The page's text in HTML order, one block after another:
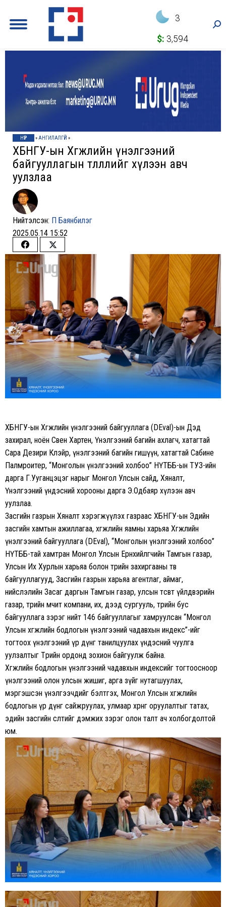
3
$: 3,594
НҮҮР » АНГИЛАЛГҮЙ »
ХБНГУ-ын Хөгжлийн үнэлгээний
байгууллагын төлөөллийг хүлээн авч
уулзлаа
Нийтэлсэн: П Баянбилэг
2025.05.14 15:52
Share
on
Facebook
Share
on
Twitter
ХБНГУ-ын Хөгжлийн үнэлгээний байгууллага (DEval)-ын Дэд
захирал, ноён Свен Хартен, Үнэлгээний багийн ахлагч, хатагтай
Сара Дезири Клэйр, үнэлгээний багийн гишүүн, хатагтай Сабине
Палмрoитер, “Монголын үнэлгээний холбоо” НҮТББ-ын ТУЗ-ийн
дарга Г.Ууганцэцэг нарыг Монгол Улсын сайд, Хяналт,
Үнэлгээний үндэсний хорооны дарга Э.Одбаяр хүлээн авч
уулзлаа.
Засгийн газрын Хяналт хэрэгжүүлэх газраас ХБНГУ-ын Эдийн
засгийн хамтын ажиллагаа, хөгжлийн яамны харьяа Хөгжлийн
үнэлгээний байгууллага (DEval), “Монголын үнэлгээний холбоо”
НҮТББ-тай хамтран Монгол Улсын Ерөнхийлөгчийн Тамгын газар,
Улсын Их Хурлын харьяа болон төрийн захиргааны төв
байгууллагууд, Засгийн газрын харьяа агентлаг, аймаг,
нийслэлийн Засаг даргын Тамгын газар, улсын төсөвт үйлдвэрийн
газар, төрийн өмчит компани, их, дээд сургууль, төрийн бус
байгууллага зэрэг нийт 146 байгууллагыг хамруулсан “Монгол
Улсын хөгжлийн бодлогын үнэлгээний чадавхын индекс”-ийг
тогтоох үнэлгээний үр дүнг танилцуулах үндэсний чуулга
уулзалтыг Төрийн ордонд зохион байгуулж байна.
Хөгжлийн бодлогын үнэлгээний чадавхын индексийг тогтоосноор
үнэлгээний олон улсын жишиг, арга зүйг нутагшуулах,
мэргэшсэн үнэлгээчдийг бэлтгэх, Монгол Улсын хөгжлийн
бодлогын үр дүнг сайжруулах, улмаар хөрөнгө оруулалтыг татах,
эдийн засгийн өсөлтийг дэмжих зэрэг олон талт ач холбогдолтой
юм.